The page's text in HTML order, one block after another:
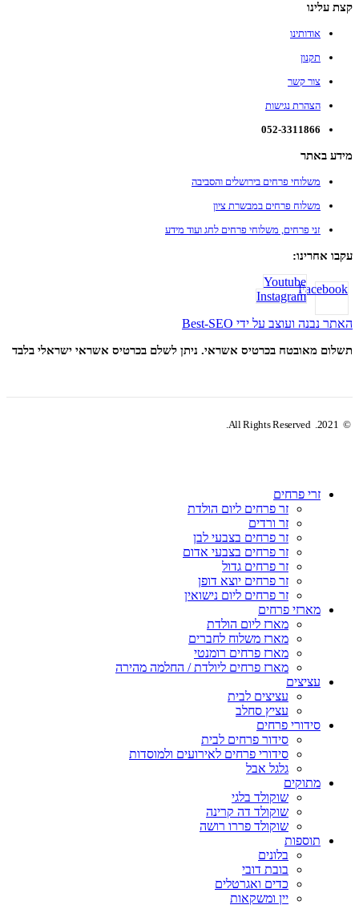
קצת עלינו
אודותינו
תקנון
צור קשר
הצהרת נגישות
052-3311866
מידע באתר
משלוחי פרחים בירושלים והסביבה
משלוח פרחים במבשרת ציון
זני פרחים, משלוחי פרחים לחג ועוד מידע
עקבו אחרינו:
Facebook
Youtube
Instagram
האתר נבנה ועוצב על ידי Best-SEO
תשלום מאובטח בכרטיס אשראי. ניתן לשלם בכרטיס אשראי ישראלי בלבד
© 2021. All Rights Reserved.
זרי פרחים
זר פרחים ליום הולדת
זר ורדים
זר פרחים בצבעי לבן
זר פרחים בצבעי אדום
זר פרחים גדול
זר פרחים יוצא דופן
זר פרחים ליום נישואין
מארזי פרחים
מארז ליום הולדת
מארז משלוח לחברים
מארז פרחים רומנטי
מארז פרחים ליולדת / החלמה מהירה
עציצים
עציצים לבית
עציץ סחלב
סידורי פרחים
סידור פרחים לבית
סידורי פרחים לאירועים ולמוסדות
גלגל אבל
מתוקים
שוקולד בלגי
שוקולד דה קרינה
שוקולד פררו רושה
תוספות
בלונים
בובת דובי
כדים ואגרטלים
יין ומשקאות